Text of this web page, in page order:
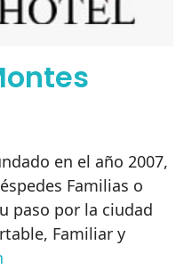
en el año 2007,
Familias o
paso por la ciudad
Familiar y